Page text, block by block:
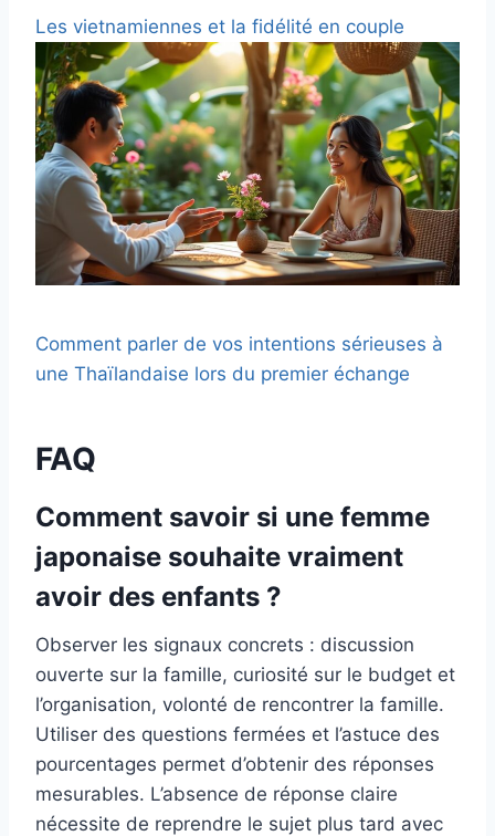
Les vietnamiennes et la fidélité en couple
Comment parler de vos intentions sérieuses à
une Thaïlandaise lors du premier échange
FAQ
Comment savoir si une femme
japonaise souhaite vraiment
avoir des enfants ?
Observer les signaux concrets : discussion
ouverte sur la famille, curiosité sur le budget et
l’organisation, volonté de rencontrer la famille.
Utiliser des questions fermées et l’astuce des
pourcentages permet d’obtenir des réponses
mesurables. L’absence de réponse claire
nécessite de reprendre le sujet plus tard avec